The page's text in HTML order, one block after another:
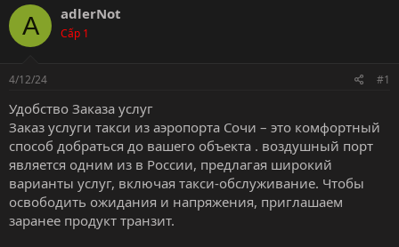
r
e
a
s
t
a
r
t
e
r
à
A adlerNot
Cấp 1
4/12/24 #1
Удобство Заказа услуг
Заказ услуги такси из аэропорта Сочи – это комфортный
способ добраться до вашего объекта . воздушный порт
является одним из в России, предлагая широкий
варианты услуг, включая такси-обслуживание. Чтобы
освободить ожидания и напряжения, приглашаем
заранее продукт транзит.